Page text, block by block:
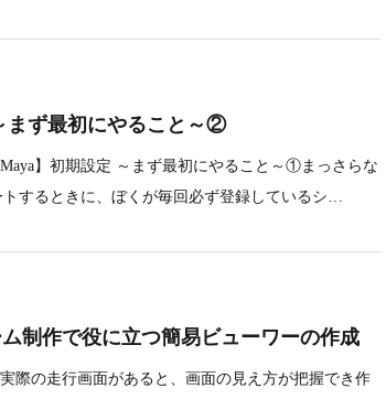
まず最初にやること～②
】初期設定 ～まず最初にやること～①まっさらな
トするときに、ぼくが毎回必ず登録しているシ…
ム制作で役に立つ簡易ビューワーの作成
際の走行画面があると、画面の見え方が把握でき作